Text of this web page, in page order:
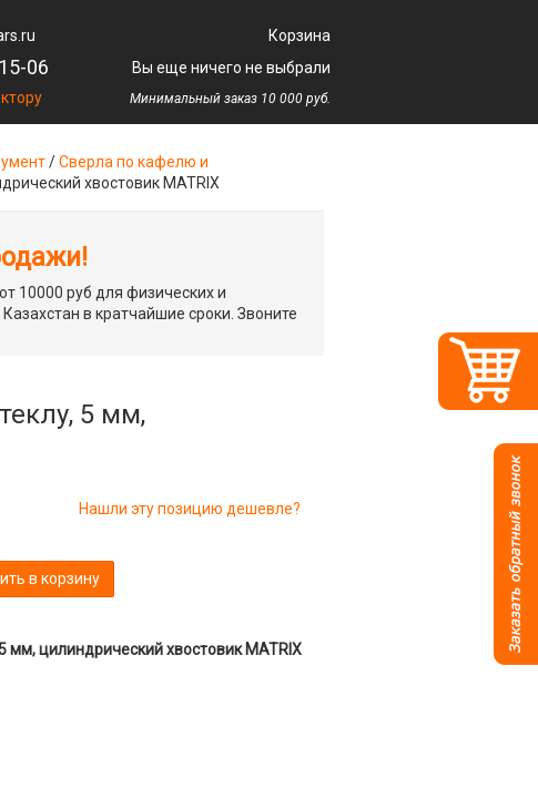
06
Корзина
Вы еще ничего не выбрали
Минимальный заказ 10 000 руб.
/Сверла по кафелю и
хвостовик MATRIX
10000 руб для физических и
в кратчайшие сроки. Звоните
5 мм,
Нашли эту позицию дешевле?
в корзину
мм, цилиндрический хвостовик MATRIX